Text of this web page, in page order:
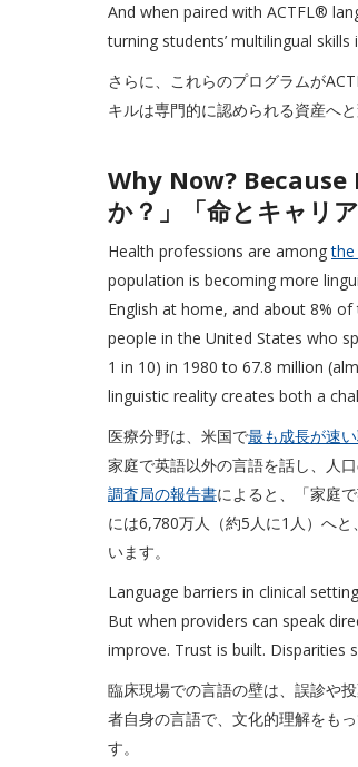
And when paired with ACTFL®
turning students’ multilingual
さらに、これらのプログラムが
キルは専門的に認められる資産へと
Why Now? Because
か？」「命とキャリ
Health professions are among
population is becoming more
English at home, and about 8% of
people in the United States who
1 in 10) in 1980 to 67.8 million
linguistic reality creates both a
医療分野は、米国で最も成長が速
家庭で英語以外の言語を話し、人
調査局の報告書によると、「家庭
には6,780万人（約5人に1人）へ
います。
Language barriers in clinical
But when providers can speak
improve. Trust is built. Disparities
臨床現場での言語の壁は、誤診や
者自身の言語で、文化的理解をも
す。